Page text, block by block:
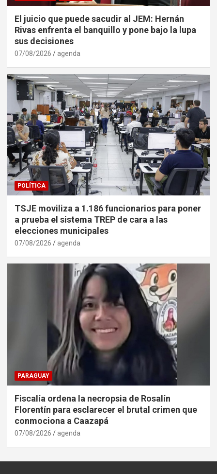
El juicio que puede sacudir al JEM: Hernán
Rivas enfrenta el banquillo y pone bajo la lupa
sus decisiones
07/08/2026 agenda
POLÍTICA
TSJE moviliza a 1.186 funcionarios para poner
a prueba el sistema TREP de cara a las
elecciones municipales
07/08/2026 agenda
PARAGUAY
Fiscalía ordena la necropsia de Rosalín
Florentín para esclarecer el brutal crimen que
conmociona a Caazapá
07/08/2026 agenda